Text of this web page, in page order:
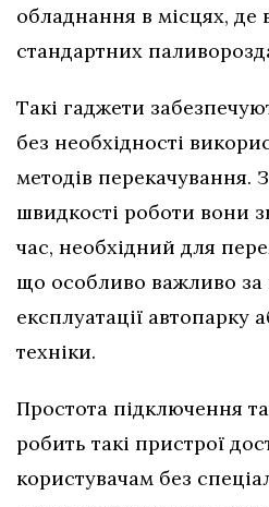
обладнання в місцях, де
стандартних
Такі гаджети
без необхідності
методів перекачування.
швидкості роботи вони
час, необхідний для
що особливо важливо за
експлуатації автопарку
техніки.
Простота підключення та
робить такі пристрої
користувачам без